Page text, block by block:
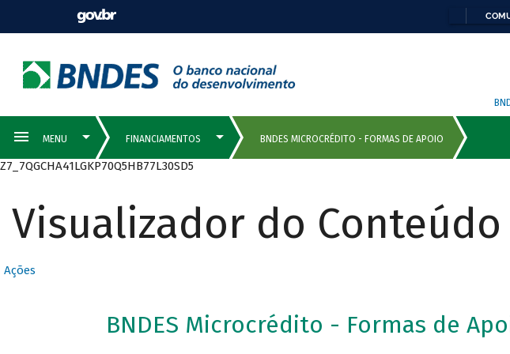
Z7_7QGCHA41LGKP70Q5HB77L30SD5
Visualizador do Conteúdo
Ações
BNDES Microcrédito - Formas de